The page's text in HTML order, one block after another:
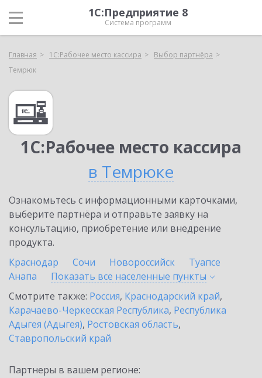
1С:Предприятие 8
Система программ
Главная 1С:Рабочее место кассира
Выбор партнёра
Темрюк
1С:Рабочее место кассира
в Темрюке
Ознакомьтесь с информационными карточками,
выберите партнёра и отправьте заявку на
консультацию, приобретение или внедрение
продукта.
Краснодар
Сочи Новороссийск
Туапсе
Анапа
Показать все населенные пункты
Смотрите также: Россия, Краснодарский край,
Карачаево-Черкесская Республика, Республика
Адыгея (Адыгея), Ростовская область,
Ставропольский край
Партнеры в вашем регионе: